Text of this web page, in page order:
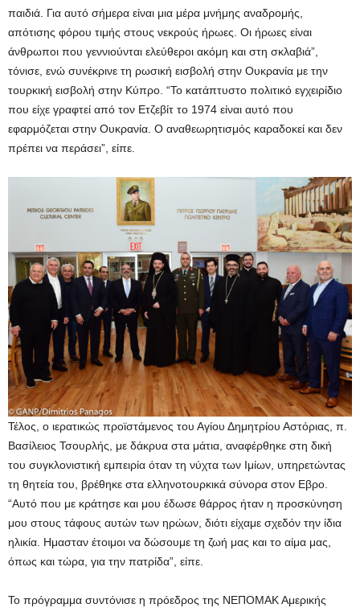
παιδιά. Για αυτό σήμερα είναι μια μέρα μνήμης αναδρομής,
απότισης φόρου τιμής στους νεκρούς ήρωες. Οι ήρωες είναι
άνθρωποι που γεννιούνται ελεύθεροι ακόμη και στη σκλαβιά”,
τόνισε, ενώ συνέκρινε τη ρωσική εισβολή στην Ουκρανία με την
τουρκική εισβολή στην Κύπρο. “Το κατάπτυστο πολιτικό εγχειρίδιο
που είχε γραφτεί από τον Ετζεβίτ το 1974 είναι αυτό που
εφαρμόζεται στην Ουκρανία. Ο αναθεωρητισμός καραδοκεί και δεν
πρέπει να περάσει”, είπε.
Τέλος, ο ιερατικώς προϊστάμενος του Αγίου Δημητρίου Αστόριας, π.
Βασίλειος Τσουρλής, με δάκρυα στα μάτια, αναφέρθηκε στη δική
του συγκλονιστική εμπειρία όταν τη νύχτα των Ιμίων, υπηρετώντας
τη θητεία του, βρέθηκε στα ελληνοτουρκικά σύνορα στον Εβρο.
“Αυτό που με κράτησε και μου έδωσε θάρρος ήταν η προσκύνηση
μου στους τάφους αυτών των ηρώων, διότι είχαμε σχεδόν την ίδια
ηλικία. Ημασταν έτοιμοι να δώσουμε τη ζωή μας και το αίμα μας,
όπως και τώρα, για την πατρίδα”, είπε.
Το πρόγραμμα συντόνισε η πρόεδρος της ΝΕΠΟΜΑΚ Αμερικής